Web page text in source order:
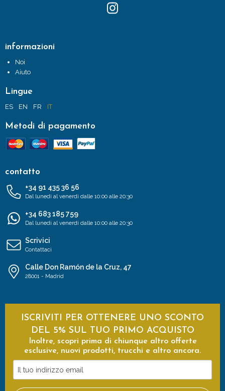
informazioni
Noi
Aiuto
Lingue
ES EN FR IT
Metodi di pagamento
contatto
+34 91 435 36 56
Dal lunedì al venerdì dalle 10:00 alle 20:30
+34 683 185 759
Dal lunedì al venerdì dalle 10:00 alle 20:30
Scrivici
Contattaci
Calle Don Ramón de la Cruz, 47
28001 - Madrid
ISCRIVITI PER OTTENERE UNO SCONTO
DEL 5% SUL TUO PRIMO ACQUISTO
Inoltre, scopri prima di chiunque altro offerte
esclusive, nuovi prodotti, trucchi e altro ancora.
tuo